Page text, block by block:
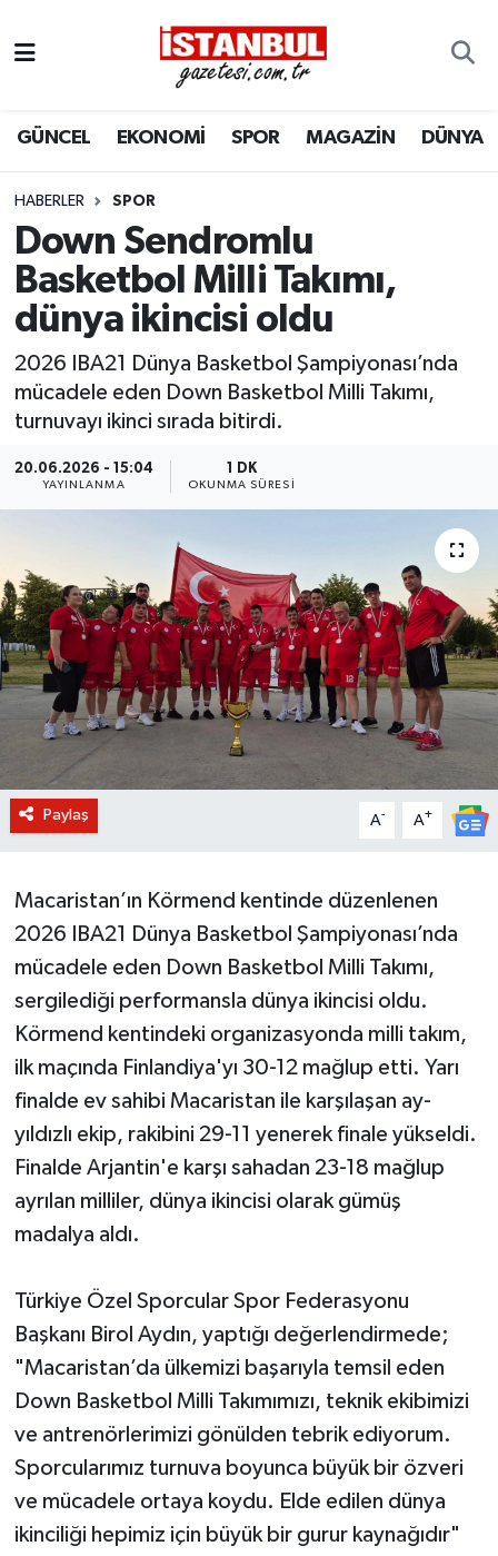
GÜNCEL EKONOMİ SPOR MAGAZİN DÜNYA
HABERLER SPOR
Down Sendromlu
Basketbol Milli Takımı,
dünya ikincisi oldu
2026 IBA21 Dünya Basketbol Şampiyonası’nda
mücadele eden Down Basketbol Milli Takımı,
turnuvayı ikinci sırada bitirdi.
20.06.2026 - 15:04
YAYINLANMA
1 DK
OKUNMA SÜRESI
Paylaş A- A+
Macaristan’ın Körmend kentinde düzenlenen
2026 IBA21 Dünya Basketbol Şampiyonası’nda
mücadele eden Down Basketbol Milli Takımı,
sergilediği performansla dünya ikincisi oldu.
Körmend kentindeki organizasyonda milli takım,
ilk maçında Finlandiya'yı 30-12 mağlup etti. Yarı
finalde ev sahibi Macaristan ile karşılaşan ay-
yıldızlı ekip, rakibini 29-11 yenerek finale yükseldi.
Finalde Arjantin'e karşı sahadan 23-18 mağlup
ayrılan milliler, dünya ikincisi olarak gümüş
madalya aldı.
Türkiye Özel Sporcular Spor Federasyonu
Başkanı Birol Aydın, yaptığı değerlendirmede;
"Macaristan’da ülkemizi başarıyla temsil eden
Down Basketbol Milli Takımımızı, teknik ekibimizi
ve antrenörlerimizi gönülden tebrik ediyorum.
Sporcularımız turnuva boyunca büyük bir özveri
ve mücadele ortaya koydu. Elde edilen dünya
ikinciliği hepimiz için büyük bir gurur kaynağıdır"
EKONOMİ
İSTANBUL
DÜNYA
SPOR
MAGAZİN
KÜLTÜR SANAT
SAĞLIK
BİLİM VE TEKNOLOJİ
OTOMOBİL
KURUMSAL
Nöbetçi Eczaneler
Hava Durumu
Trafik Durumu
Süper Lig Puan Durumu ve Fikstür
Tüm Manşetler
Son Dakika Haberleri
Haber Arşivi